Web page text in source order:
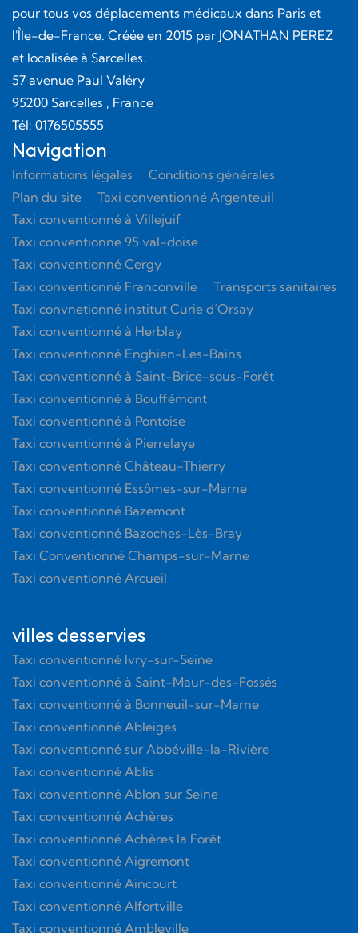
pour tous vos déplacements médicaux dans Paris et
l'Île-de-France. Créée en 2015 par JONATHAN PEREZ
et localisée à Sarcelles.
57 avenue Paul Valéry
95200 Sarcelles , France
Tél: 0176505555
Navigation
Informations légales
Conditions générales
Plan du site
Taxi conventionné Argenteuil
Taxi conventionné à Villejuif
Taxi conventionne 95 val-doise
Taxi conventionné Cergy
Taxi conventionné Franconville
Transports sanitaires
Taxi convnetionné institut Curie d’Orsay
Taxi conventionné à Herblay
Taxi conventionné Enghien-Les-Bains
Taxi conventionné à Saint-Brice-sous-Forêt
Taxi conventionné à Bouffémont
Taxi conventionné à Pontoise
Taxi conventionné à Pierrelaye
Taxi conventionné Château-Thierry
Taxi conventionné Essômes-sur-Marne
Taxi conventionné Bazemont
Taxi conventionné Bazoches-Lès-Bray
Taxi Conventionné Champs-sur-Marne
Taxi conventionné Arcueil
villes desservies
Taxi conventionné Ivry-sur-Seine
Taxi conventionné à Saint-Maur-des-Fossés
Taxi conventionné à Bonneuil-sur-Marne
Taxi conventionné Ableiges
Taxi conventionné sur Abbéville-la-Rivière
Taxi conventionné Ablis
Taxi conventionné Ablon sur Seine
Taxi conventionné Achères
Taxi conventionné Achères la Forêt
Taxi conventionné Aigremont
Taxi conventionné Aincourt
Taxi conventionné Alfortville
Taxi conventionné Ambleville